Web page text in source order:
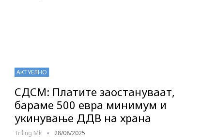
АКТУЕЛНО
СДСМ: Платите заостануваат,
бараме 500 евра минимум и
укинување ДДВ на храна
Triling Mk 28/08/2025